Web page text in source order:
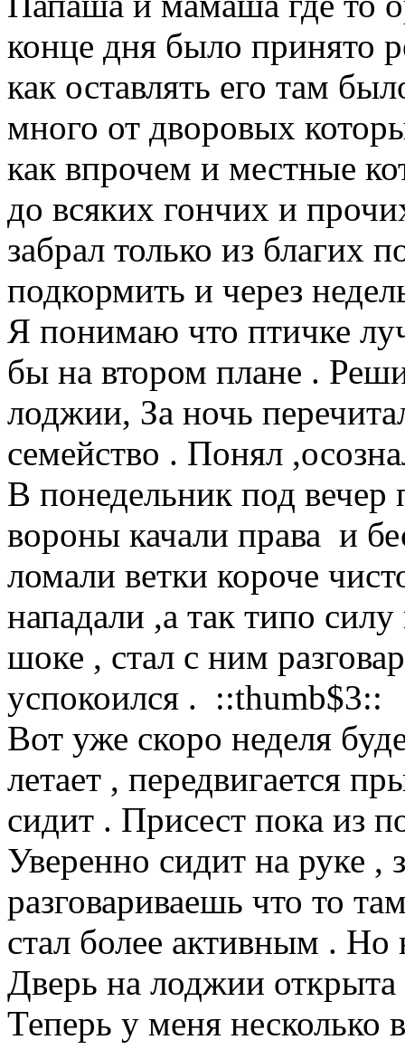
конце дня было принято
как оставлять его там
много от дворовых
как впрочем и местные
до всяких гончих и
забрал только из благих
подкормить и через
Я понимаю что птичке
бы на втором плане .
лоджии, За ночь
семейство . Понял
В понедельник под вечер
вороны качали права и
ломали ветки короче
нападали ,а так типо
шоке , стал с ним
успокоился . ::thumb$3::
Вот уже скоро неделя
летает , передвигается
сидит . Присест пока из
Уверенно сидит на руке ,
разговариваешь что то
стал более активным .
Дверь на лоджии открыта
Теперь у меня несколько